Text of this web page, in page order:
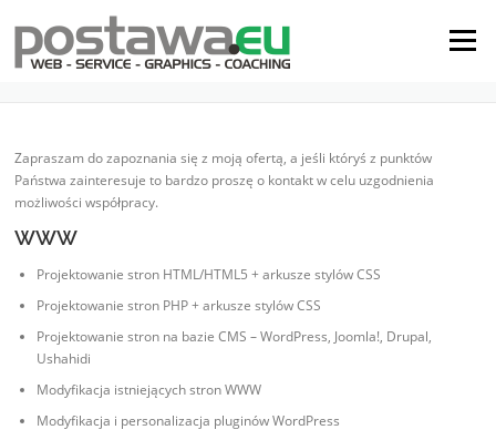
Menu
OFERTA
Zapraszam do zapoznania się z moją ofertą, a jeśli któryś z punktów
Państwa zainteresuje to bardzo proszę o kontakt w celu uzgodnienia
możliwości współpracy.
WWW
Projektowanie stron HTML/HTML5 + arkusze stylów CSS
Projektowanie stron PHP + arkusze stylów CSS
Projektowanie stron na bazie CMS – WordPress, Joomla!, Drupal,
Ushahidi
Modyfikacja istniejących stron WWW
Modyfikacja i personalizacja pluginów WordPress